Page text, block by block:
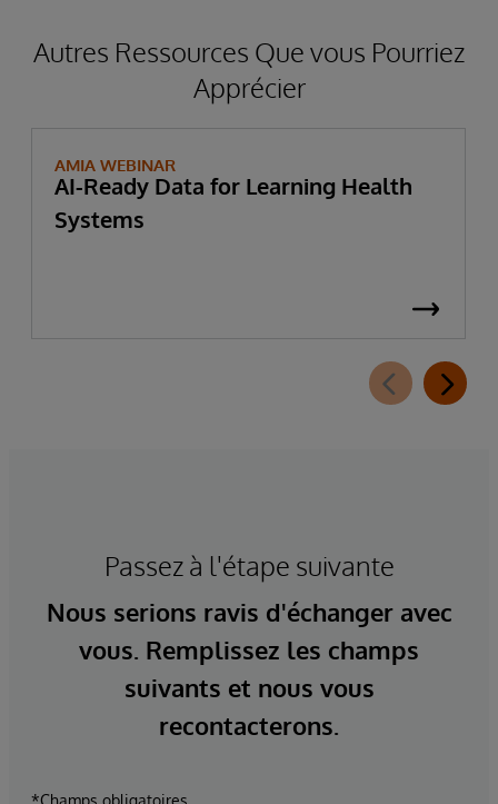
Autres Ressources Que vous Pourriez
Apprécier
AMIA WEBINAR
AI-Ready Data for Learning Health
Systems
Passez à l'étape suivante
Nous serions ravis d'échanger avec
vous. Remplissez les champs
suivants et nous vous
recontacterons.
*Champs obligatoires